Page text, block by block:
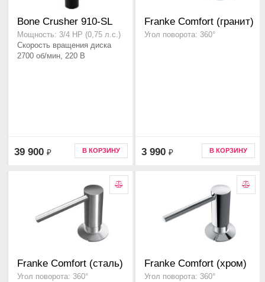
Bone Crusher 910-SL
Мощность: 3/4 HP (0,75 л.с.)
Скорость вращения диска
2700 об/мин, 220 В
39 900 ₽ В КОРЗИНУ
Franke Comfort (гранит)
Угол поворота: 360°
3 990 ₽ В КОРЗИНУ
Franke Comfort (сталь)
Угол поворота: 360°
Franke Comfort (хром)
Угол поворота: 360°